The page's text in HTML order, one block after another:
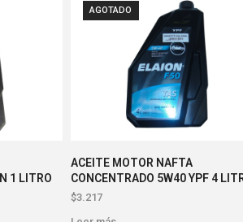
1 LITRO
AGOTADO
ACEITE MOTOR NAFTA
CONCENTRADO 5W40 YPF 4
$3.217